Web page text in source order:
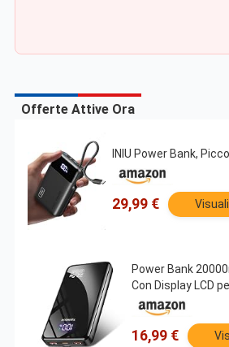
Offerte Attive Ora
INIU Power Bank,
29,99 €
Power Bank
Con Display LCD
16,99 €